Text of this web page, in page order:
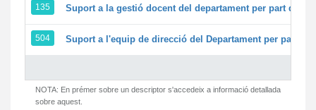
135 Suport a la gestió docent del departament per part del
504 Suport a l'equip de direcció del Departament per part del
NOTA: En prémer sobre un descriptor s'accedeix a informació detallada
sobre aquest.